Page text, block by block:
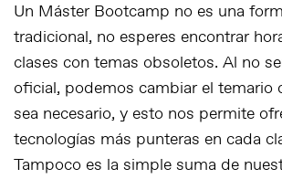
Un Máster Bootcamp no es una
tradicional, no esperes encontrar
clases con temas obsoletos. Al no
oficial, podemos cambiar el temario
sea necesario, y esto nos permite
tecnologías más punteras en cada
Tampoco es la simple suma de